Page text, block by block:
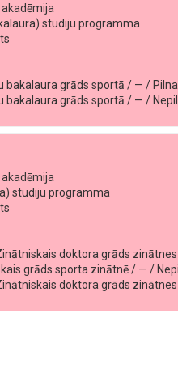
studiju programma
bakalaura grāds sportā / — /
bakalaura grāds sportā / — /
studiju programma
doktora grāds
grāds sporta zinātnē / — /
doktora grāds